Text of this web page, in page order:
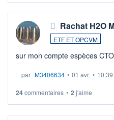
Rachat H2O
ETF ET OPCVM
sur mon compte espèces
par M3406634 • 01 avr. • 10:39
24commentaires • 2 j'aime